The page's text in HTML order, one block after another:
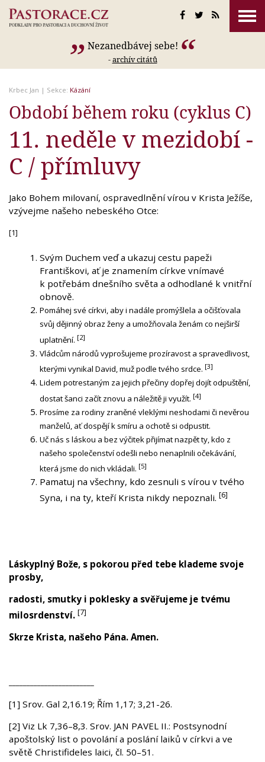
Nezanedbávej sebe!
-archív citátů
Krbec Jan | Sekce: Kázání
Období během roku (cyklus C)
11. neděle v mezidobí -
C / přímluvy
Jako Bohem milovaní, ospravedlnění vírou v Krista Ježíše,
vzývejme našeho nebeského Otce:
[1]
Svým Duchem veď a ukazuj cestu papeži
Františkovi, ať je znamením církve vnímavé
k potřebám dnešního světa a odhodlané k vnitřní
obnově.
Pomáhej své církvi, aby i nadále promýšlela a očišťovala
svůj dějinný obraz ženy a umožňovala ženám co nejširší
uplatnění. [2]
Vládcům národů vyprošujeme prozíravost a spravedlivost,
kterými vynikal David, muž podle tvého srdce. [3]
Lidem potrestaným za jejich přečiny dopřej dojít odpuštění,
dostat šanci začít znovu a náležitě ji využít. [4]
Prosíme za rodiny zraněné vleklými neshodami či nevěrou
manželů, ať dospějí k smíru a ochotě si odpustit.
Uč nás s láskou a bez výčitek přijímat nazpět ty, kdo z
našeho společenství odešli nebo nenaplnili očekávání,
která jsme do nich vkládali. [5]
Pamatuj na všechny, kdo zesnuli s vírou v tvého
Syna, i na ty, kteří Krista nikdy nepoznali.[6]
Láskyplný Bože, s pokorou před tebe klademe svoje
prosby,
radosti, smutky i poklesky a svěřujeme je tvému
milosrdenství. [7]
Skrze Krista, našeho Pána. Amen.
[1] Srov. Gal 2,16.19; Řím 1,17; 3,21-26.
[2] Viz Lk 7,36–8,3. Srov. JAN PAVEL II.: Postsynodní
apoštolský list o povolání a poslání laiků v církvi a ve
světě Christifideles laici, čl. 50–51.